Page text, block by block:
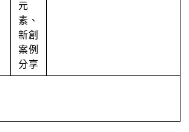
元
素、
新創
案例
分享